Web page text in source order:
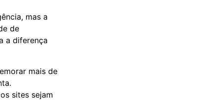
mas a
de
a diferença
mais de
sites sejam